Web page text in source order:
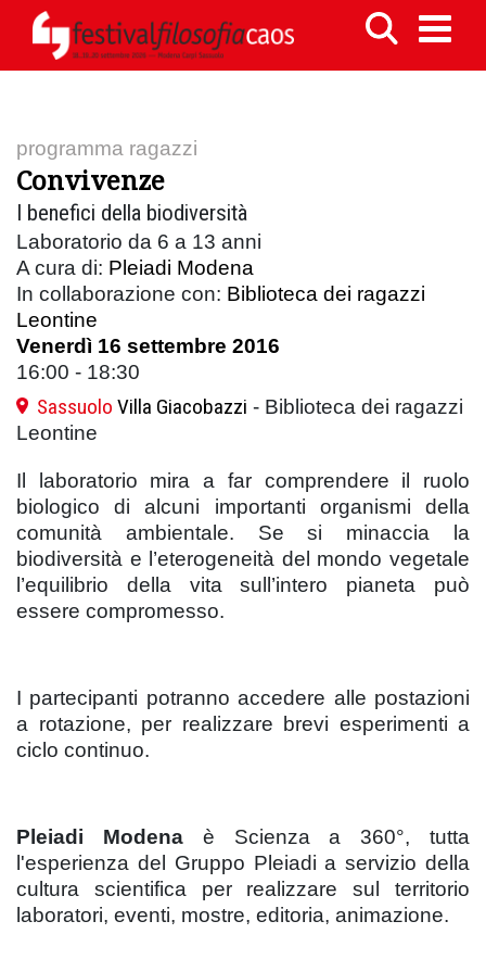
programma ragazzi
Convivenze
I benefici della biodiversità
Laboratorio da 6 a 13 anni
A cura di: Pleiadi Modena
In collaborazione con: Biblioteca dei ragazzi
Leontine
Venerdì 16 settembre 2016
16:00 - 18:30
Sassuolo Villa Giacobazzi - Biblioteca dei ragazzi
Leontine
Il laboratorio mira a far comprendere il ruolo
biologico di alcuni importanti organismi della
comunità ambientale. Se si minaccia la
biodiversità e l’eterogeneità del mondo vegetale
l’equilibrio della vita sull’intero pianeta può
essere compromesso.
I partecipanti potranno accedere alle postazioni
a rotazione, per realizzare brevi esperimenti a
ciclo continuo.
Pleiadi Modenaè Scienza a 360°, tutta
l'esperienza del Gruppo Pleiadi a servizio della
cultura scientifica per realizzare sul territorio
laboratori, eventi, ‎mostre, editoria, ‎animazione.